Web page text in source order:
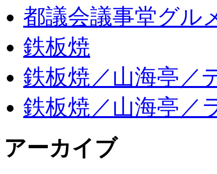
都議会議事堂グル
鉄板焼
鉄板焼／山海亭／
鉄板焼／山海亭／
アーカイブ